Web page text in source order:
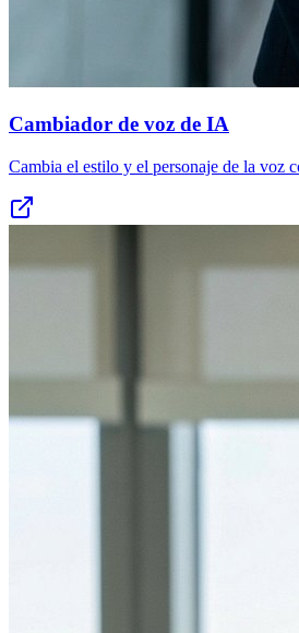
Cambiador de voz de IA
Cambia el estilo y el personaje de la voz